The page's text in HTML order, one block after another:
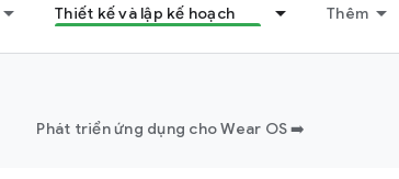
Thiết kế và lập kế hoạch Thêm
Phát triển ứng dụng cho Wear OS ➡️